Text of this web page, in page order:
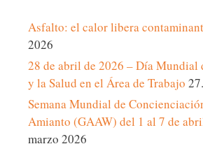
Asfalto: el calor libera
2026
28 de abril de 2026 – Día Mundial
y la Salud en el Área de Trabajo
Semana Mundial de
Amianto (GAAW) del 1 al 7 de
marzo 2026